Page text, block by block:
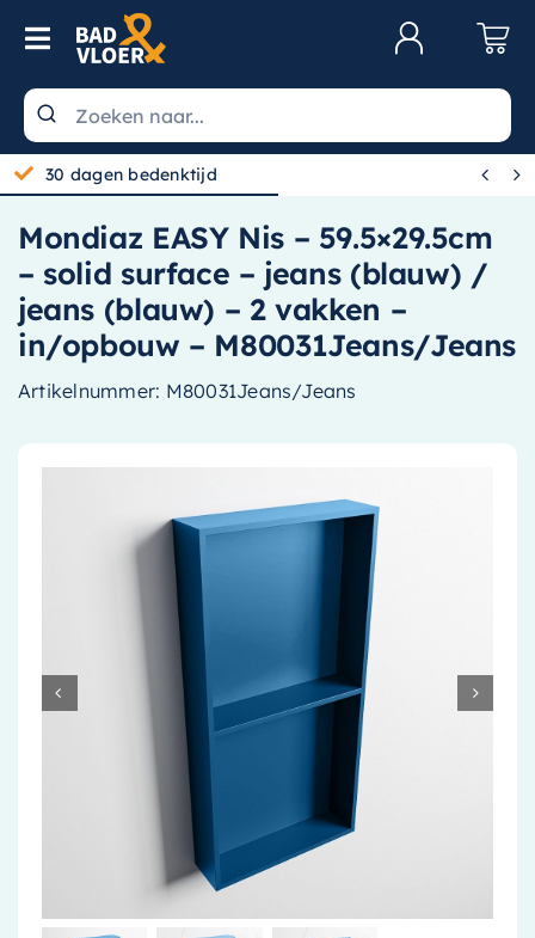
Skip to content
Toggle Navigation
Wastafels
Toiletten
Spiegels
Kranen
Douche
Badkamermeubels
Accessoires
Installatiemateriaal
Klimaatbeheersing
30 dagen bedenktijd  
Mondiaz EASY Nis – 59.5×29.5cm
– solid surface – jeans (blauw) /
jeans (blauw) – 2 vakken –
in/opbouw – M80031Jeans/Jeans
Artikelnummer: M80031Jeans/Jeans